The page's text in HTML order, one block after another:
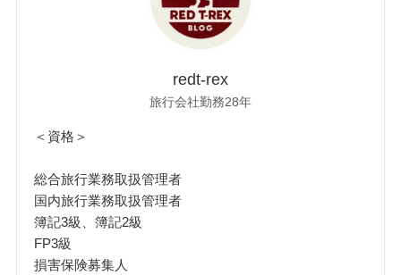
redt-rex
旅行会社勤務28年
＜資格＞
総合旅行業務取扱管理者
国内旅行業務取扱管理者
簿記3級、簿記2級
FP3級
損害保険募集人